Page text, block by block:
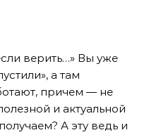
верить…» Вы уже
а там
причем — не
и актуальной
А эту ведь и